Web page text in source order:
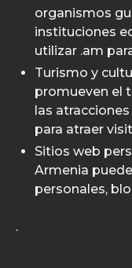
organismos
instituciones
utilizar .am
Turismo y
promueven el
las
para atraer
Sitios web
Armenia
personales,
.